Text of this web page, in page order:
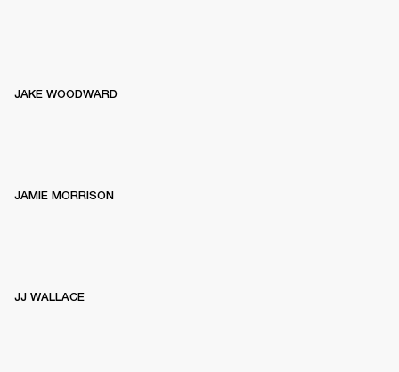
JAKE WOODWARD
JAMIE MORRISON
JJ WALLACE